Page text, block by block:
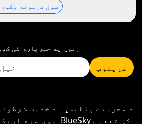
ټول درسونه
زموږ په خبرپاڼه کې
غړیتوب
د محرمیت پالیسي
د خدمت
موږ سره